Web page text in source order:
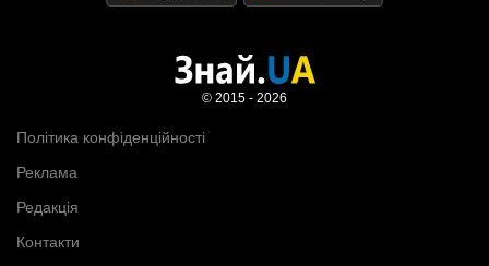
Політика конфіденційності
Реклама
Редакція
Контакти
© 2015 - 2026